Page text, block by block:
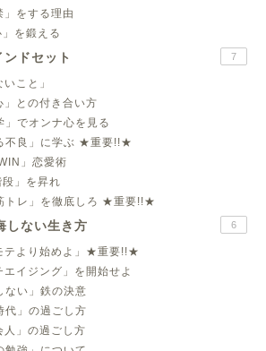
」をする理由
を鍛える
ドセット 7
こと」
」との付き合い方
」でオンナ心を見る
不良」に学ぶ ★重要!!★
」恋愛術
段」を昇れ
トレ」を徹底しろ ★重要!!★
ない生き方 6
テより始めよ」★重要!!★
エイジング」を開始せよ
ない」鉄の決意
代」の過ごし方
人」の過ごし方